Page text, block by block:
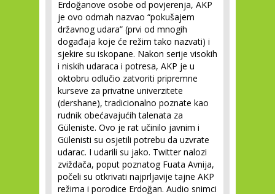
Erdoğanove osobe od povjerenja, AKP
je ovo odmah nazvao “pokušajem
državnog udara” (prvi od mnogih
događaja koje će režim tako nazvati) i
sjekire su iskopane. Nakon serije visokih
i niskih udaraca i potresa, AKP je u
oktobru odlučio zatvoriti pripremne
kurseve za privatne univerzitete
(dershane), tradicionalno poznate kao
rudnik obećavajućih talenata za
Güleniste. Ovo je rat učinilo javnim i
Gülenisti su osjetili potrebu da uzvrate
udarac. I udarili su jako. Twitter nalozi
zviždača, poput poznatog Fuata Avnija,
počeli su otkrivati najprljavije tajne AKP
režima i porodice Erdoğan. Audio snimci